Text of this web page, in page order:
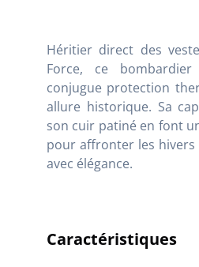
Héritier direct des
Force, ce
conjugue protection
allure historique. Sa
son cuir patiné en font
pour affronter les
avec élégance.
Caractéristiques